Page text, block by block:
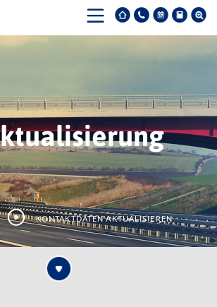
Kontaktdaten aktualisieren